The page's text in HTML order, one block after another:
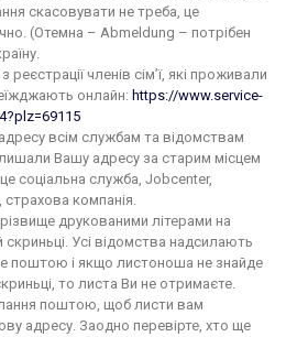
скасовувати не треба, це
(Отемна – Abmeldung – потрібен
членів сім’ї, які проживали
онлайн: https://www.service-
всім службам та відомствам
Вашу адресу за старим місцем
соціальна служба, Jobcenter,
страхова компанія.
друкованими літерами на
Усі відомства надсилають
поштою і якщо листоноша не знайде
то листа Ви не отримаєте.
поштою, щоб листи вам
адресу. Заодно перевірте, хто ще